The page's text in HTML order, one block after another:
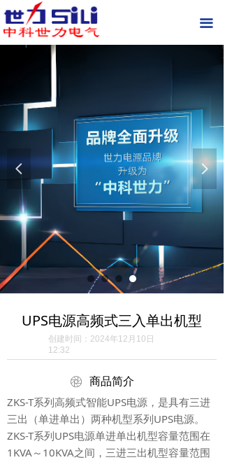
넳 넲
끀
首页
关于我们
产品中心
联系我们
UPS电源高频式三入单出机型
商品简介
创建时间： 2024年12月10日
12:32
ZKS-T系列高频式智能UPS电源，是具有三进
三出（单进单出）两种机型系列UPS电源。
ZKS-T系列UPS电源单进单出机型容量范围在
1KVA～10KVA之间，三进三出机型容量范围
ꁵ